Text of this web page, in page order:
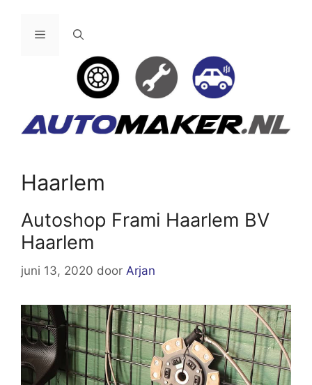
Menu
Haarlem
Autoshop Frami Haarlem BV
Haarlem
juni 13, 2020 door Arjan